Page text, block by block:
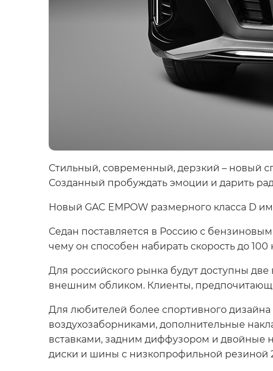
Стильный, современный, дерзкий – новый
Созданный пробуждать эмоции и дарить
Новый GAC EMPOW размерного класса D
Седан поставляется в Россию с
чему он способен набирать скорость до 100
Для российского рынка будут доступны
внешним обликом. Клиенты,
Для любителей более спортивного
воздухозаборниками, дополнительные
вставками, задним диффузором и двойные
диски и шины с низкопрофильной резиной